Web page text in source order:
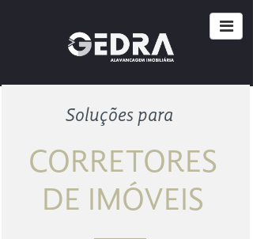
CORRETORES
DE IMÓVEIS
Soluções para